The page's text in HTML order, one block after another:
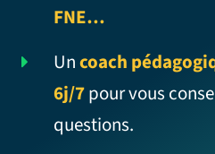
FNE…
Uncoach
6j/7pour vous
questions.